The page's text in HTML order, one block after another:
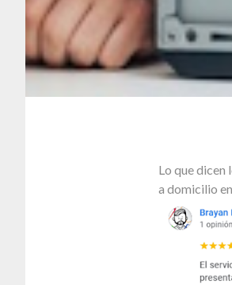
Lo que dicen
a domicilio